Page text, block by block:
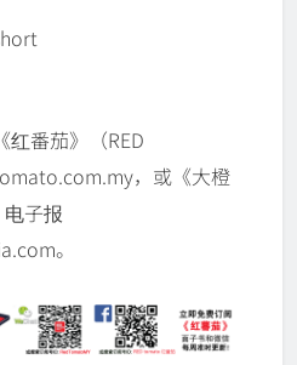
番茄》（RED
，或《大橙
电子报
。